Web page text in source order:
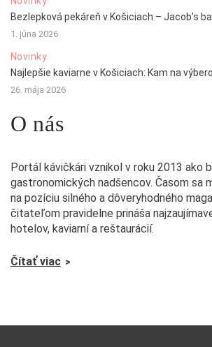
Bezlepková pekáreň v Košiciach – Jacob’s
1. júna 2026
Novinky
Najlepšie kaviarne v Košiciach: Kam na
26. mája 2026
O nás
Portál kávičkári vznikol v roku 2013 ako
gastronomických nadšencov. Časom sa
na pozíciu silného a dôveryhodného
čitateľom pravidelne prináša
hotelov, kaviarní a reštaurácií.
Čítať viac